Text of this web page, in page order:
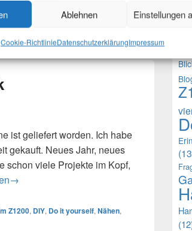
Ablehnen Einstellungen
Cookie-RichtlinieDatenschutzerklärungImpressum
Ebay Auktion
ist geliefert worden. Ich habe
gekauft. Neues Jahr, neues
schon viele Projekte im Kopf,
Die Overlock
→
Z1200, DIY, Do it yourself, Nähen,